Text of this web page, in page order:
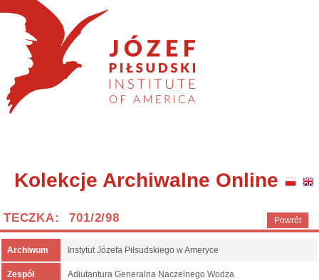
Kolekcje Archiwalne Online
Powrót
TECZKA: 701/2/98
Archiwum Instytut Józefa Piłsudskiego w Ameryce
Zespół Adiutantura Generalna Naczelnego Wodza